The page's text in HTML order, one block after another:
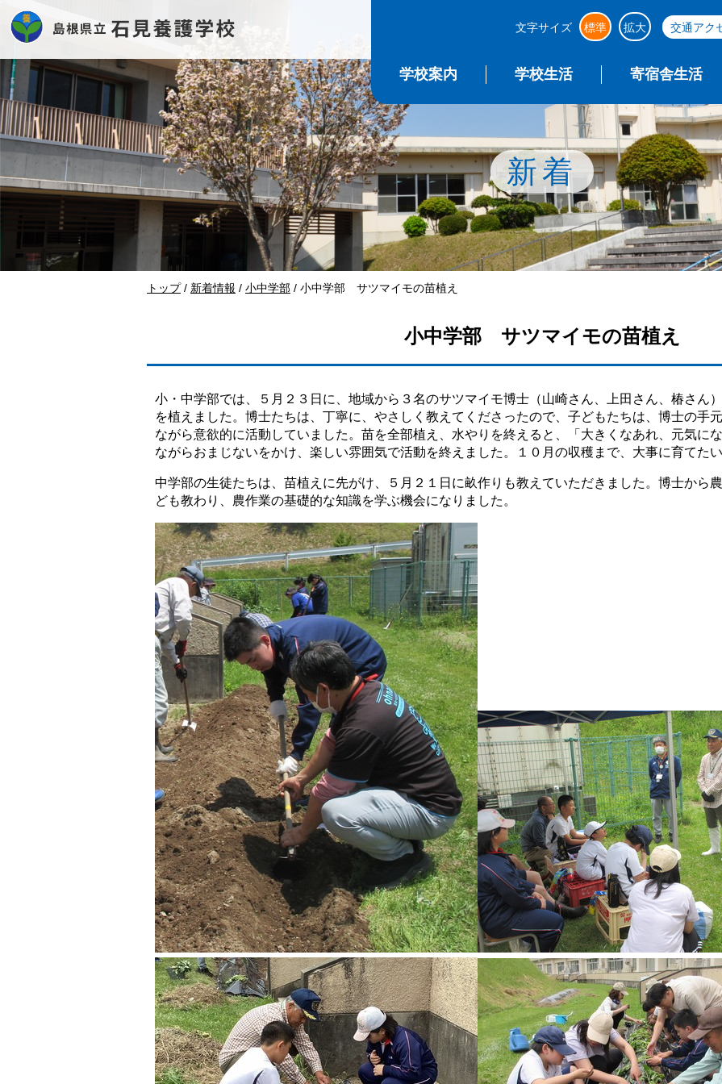
このページの本文へ
文字サイズ 標準 拡大 交通アク
学校案内 学校生活 寄宿舎生活
新着
現
トップ/ 新着情報 / 小中学部 / 小中学部 サツマイモの苗植え
小中学部 サツマイモの苗植え
小・中学部では、５月２３日に、地域から３名のサツマイモ博士（山崎さん、上田さん、椿さん
を植えました。博士たちは、丁寧に、やさしく教えてくださったので、子どもたちは、博士の手
ながら意欲的に活動していました。苗を全部植え、水やりを終えると、「大きくなあれ、元気に
ながらおまじないをかけ、楽しい雰囲気で活動を終えました。１０月の収穫まで、大事に育てたい
中学部の生徒たちは、苗植えに先がけ、５月２１日に畝作りも教えていただきました。博士から
ども教わり、農作業の基礎的な知識を学ぶ機会になりました。